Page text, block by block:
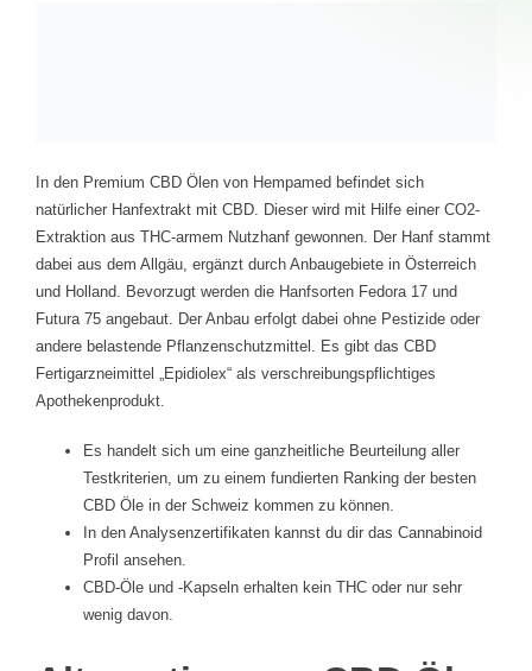
In den Premium CBD Ölen von Hempamed befindet sich
natürlicher Hanfextrakt mit CBD. Dieser wird mit Hilfe einer CO2-
Extraktion aus THC-armem Nutzhanf gewonnen. Der Hanf stammt
dabei aus dem Allgäu, ergänzt durch Anbaugebiete in Österreich
und Holland. Bevorzugt werden die Hanfsorten Fedora 17 und
Futura 75 angebaut. Der Anbau erfolgt dabei ohne Pestizide oder
andere belastende Pflanzenschutzmittel. Es gibt das CBD
Es handelt sich um eine ganzheitliche Beurteilung aller
Testkriterien, um zu einem fundierten Ranking der besten
CBD Öle in der Schweiz kommen zu können.
In den Analysenzertifikaten kannst du dir das Cannabinoid
Profil ansehen.